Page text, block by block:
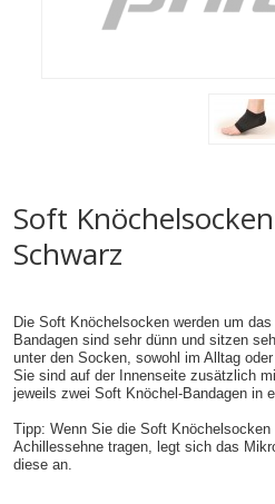
Soft
Schwarz
Die Soft Knöchelsocken werden um
Bandagen sind sehr dünn und sitzen
unter den Socken, sowohl im Alltag
Sie sind auf der Innenseite zusätzlich
jeweils zwei Soft Knöchel-Bandagen in
Tipp: Wenn Sie die Soft
Achillessehne tragen, legt sich das
diese an.